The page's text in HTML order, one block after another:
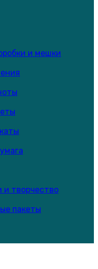
и мешки
и творчество
пакеты